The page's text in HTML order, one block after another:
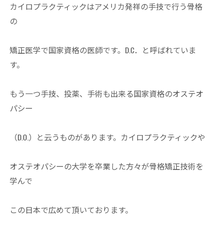
カイロプラクティックはアメリカ発祥の手技で行う骨格
の
矯正医学で国家資格の医師です。D.C．と呼ばれていま
す。
もう一つ手技、投薬、手術も出来る国家資格のオステオ
パシー
（D.O.）と云うものがあります。カイロプラクティックや
オステオパシーの大学を卒業した方々が骨格矯正技術を
学んで
この日本で広めて頂いております。